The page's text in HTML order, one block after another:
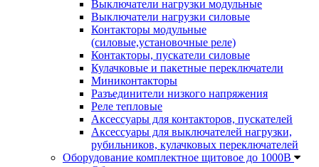
Выключатели нагрузки модульные
Выключатели нагрузки силовые
Контакторы модульные
(силовые,установочные реле)
Контакторы, пускатели силовые
Кулачковые и пакетные переключатели
Миниконтакторы
Разъединители низкого напряжения
Реле тепловые
Аксессуары для контакторов, пускателей
Аксессуары для выключателей нагрузки,
рубильников, кулачковых переключателей
Оборудование комплектное щитовое до 1000В